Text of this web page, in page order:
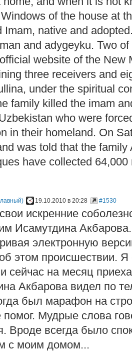
of the house at
Imam, native and
and adygeyku. Two
website of the New
three receivers and
under the spiritual
family killed the imam
who were
in their homeland. On
was told that the
have collected 64,000
19.10.2010 в 20:28 #1530
искренние
Исамутдина Акбарова.
электронную
этом происшествии. Я
сейчас на месяц
Акбарова видел по
был марафон на
Мудрые слова
Вроде всегда было
с моим домом...